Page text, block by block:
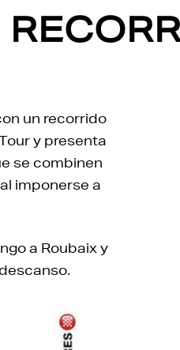
un recorrido
y presenta
se combinen
imponerse a
a Roubaix y